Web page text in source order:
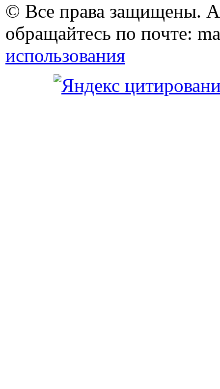
© Все права защищены.
обращайтесь по почте:
использования